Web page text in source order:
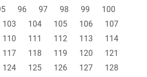
96 97 98 99
100
103 104 105 106
107
110 111 112 113
114
117 118 119 120
121
124 125 126 127
128